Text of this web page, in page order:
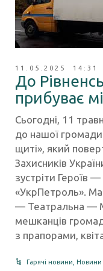
11.05.2025 14:31
До
прибуває
Сьогодні, 11
до нашої громади
щиті», який
Захисників
зустріти Героїв
«УкрПетроль».
— Театральна —
мешканців
з прапорами,
Гарячі новини ,Новини